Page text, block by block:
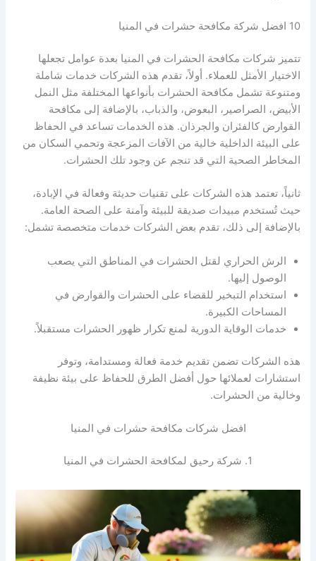
10 افضل شركة مكافحة حشرات في المنيا
تتميز شركات مكافحة الحشرات في المنيا بعدة عوامل تجعلها
الاختيار الأمثل للعملاء. أولاً، تقدم هذه الشركات خدمات شاملة
ومتنوعة تشمل مكافحة الحشرات بأنواعها المختلفة مثل النمل
الأبيض، الصراصير، البعوض، والذباب، بالإضافة إلى مكافحة
القوارض كالفئران والجرذان. هذه الخدمات تساعد في الحفاظ
على البيئة الداخلية خالية من الآفات المزعجة وتحمي السكان من
المخاطر الصحية التي قد تنجم عن وجود تلك الحشرات.
ثانياً، تعتمد هذه الشركات على تقنيات حديثة وفعالة في الإبادة،
حيث تُستخدم مبيدات صديقة للبيئة وآمنة على الصحة العامة.
بالإضافة إلى ذلك، تقدم بعض الشركات خدمات متخصصة تشمل:
الرش الحراري لقتل الحشرات في المناطق التي يصعب
الوصول إليها.
استخدام التبخير للقضاء على الحشرات والقوارض في
المساحات الكبيرة.
خدمات الوقاية الدورية لمنع تكرار ظهور الحشرات مستقبلاً.
هذه الشركات تضمن تقديم خدمة فعالة ومستدامة، وتوفر
استشارات لعملائها حول أفضل الطرق للحفاظ على بيئة نظيفة
وخالية من الحشرات.
افضل شركات مكافحة حشرات في المنيا
1. شركة رحيق لمكافحة الحشرات في المنيا